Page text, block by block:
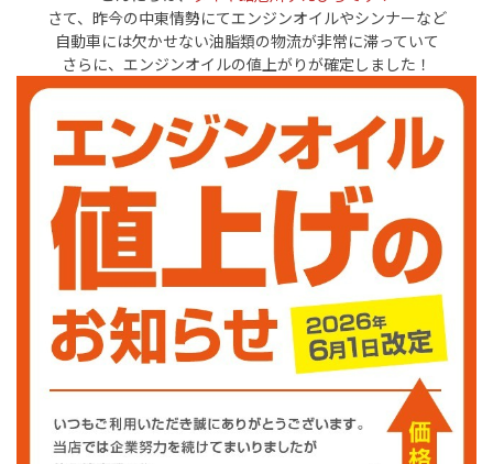
さて、昨今の中東情勢にてエンジンオイルやシンナーなど
自動車には欠かせない油脂類の物流が非常に滞っていて
さらに、エンジンオイルの値上がりが確定しました！